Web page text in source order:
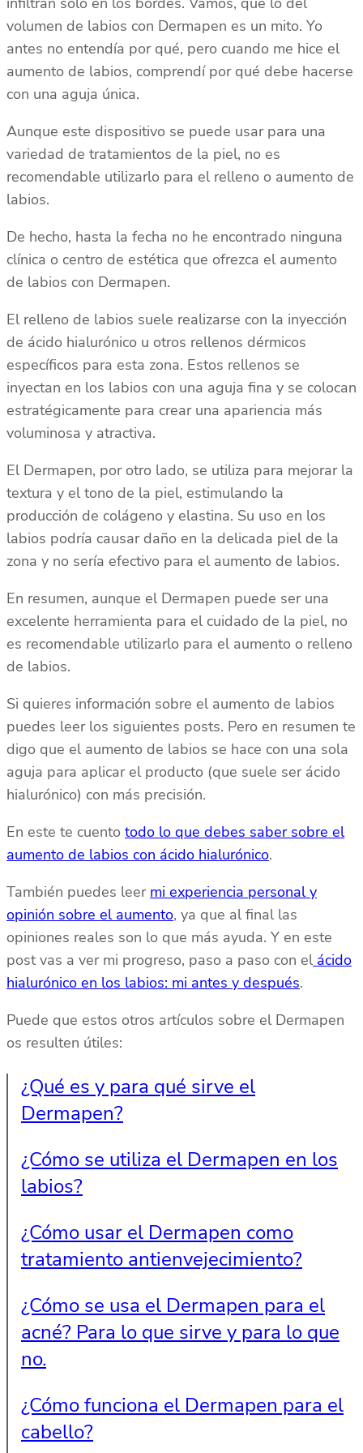
volumen de labios con Dermapen es un mito. Yo
antes no entendía por qué, pero cuando me hice el
aumento de labios, comprendí por qué debe hacerse
con una aguja única.
Aunque este dispositivo se puede usar para una
variedad de tratamientos de la piel, no es
recomendable utilizarlo para el relleno o aumento de
labios.
De hecho, hasta la fecha no he encontrado ninguna
clínica o centro de estética que ofrezca el aumento
de labios con Dermapen.
El relleno de labios suele realizarse con la inyección
de ácido hialurónico u otros rellenos dérmicos
específicos para esta zona. Estos rellenos se
inyectan en los labios con una aguja fina y se colocan
estratégicamente para crear una apariencia más
voluminosa y atractiva.
El Dermapen, por otro lado, se utiliza para mejorar la
textura y el tono de la piel, estimulando la
producción de colágeno y elastina. Su uso en los
labios podría causar daño en la delicada piel de la
zona y no sería efectivo para el aumento de labios.
En resumen, aunque el Dermapen puede ser una
excelente herramienta para el cuidado de la piel, no
es recomendable utilizarlo para el aumento o relleno
de labios.
Si quieres información sobre el aumento de labios
puedes leer los siguientes posts. Pero en resumen te
digo que el aumento de labios se hace con una sola
aguja para aplicar el producto (que suele ser ácido
hialurónico) con más precisión.
En este te cuento todo lo que debes saber sobre el
aumento de labios con ácido hialurónico.
También puedes leer mi experiencia personal y
opinión sobre el aumento, ya que al final las
opiniones reales son lo que más ayuda. Y en este
post vas a ver mi progreso, paso a paso con el ácido
hialurónico en los labios: mi antes y después.
Puede que estos otros artículos sobre el Dermapen
os resulten útiles:
¿Qué es y para qué sirve el
Dermapen?
¿Cómo se utiliza el Dermapen en los
labios?
¿Cómo usar el Dermapen como
tratamiento antienvejecimiento?
¿Cómo se usa el Dermapen para el
acné? Para lo que sirve y para lo que
no.
¿Cómo funciona el Dermapen para el
cabello?